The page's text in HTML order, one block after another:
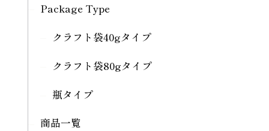
Package Type
クラフト袋40gタイプ
クラフト袋80gタイプ
瓶タイプ
商品一覧